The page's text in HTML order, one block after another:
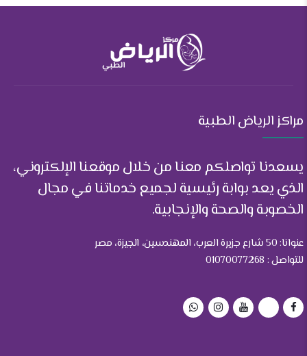
مراكز الرياض الطبية
يسعدنا تواصلكم معنا من خلال موقعنا الإلكتروني،
الذي يعد بوابة رئيسية لجميع خدماتنا في مجال
الخصوبة والصحة والإنجابية.
عنوانا: 50 شارع جزيرة العرب، المهندسين، الجيزة، مصر
للتواصل : 01070077268